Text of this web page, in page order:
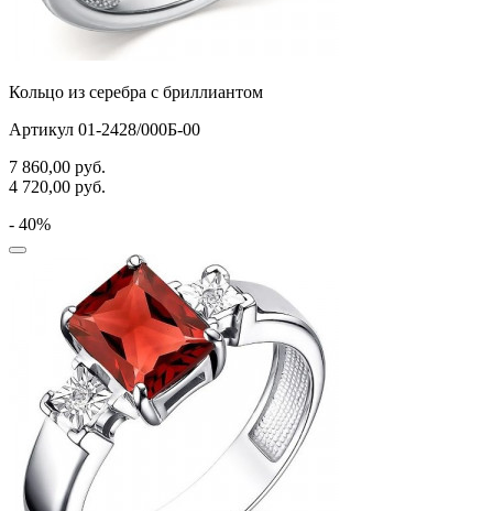
Кольцо из серебра с бриллиантом
Артикул 01-2428/000Б-00
7 860,00 руб.
4 720,00 руб.
- 40%